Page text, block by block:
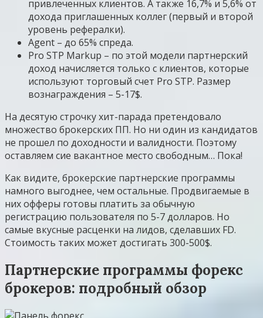
привлеченных клиентов. А также 16,7% и 5,6% от
дохода приглашенных коллег (первый и второй
уровень рефералки).
Agent – до 65% спреда.
Pro STP Markup – по этой модели партнерский
доход начисляется только с клиентов, которые
используют торговый счет Pro STP. Размер
вознаграждения – 5-17$.
На десятую строчку хит-парада претендовало
множество брокерских ПП. Но ни один из кандидатов
не прошел по доходности и валидности. Поэтому
оставляем сие вакантное место свободным… Пока!
Как видите, брокерские партнерские программы
намного выгоднее, чем остальные. Продвигаемые в
них офферы готовы платить за обычную
регистрацию пользователя по 5-7 долларов. Но
самые вкусные расценки на лидов, сделавших FD.
Стоимость таких может достигать 300-500$.
Партнерские программы форекс
брокеров: подробный обзор